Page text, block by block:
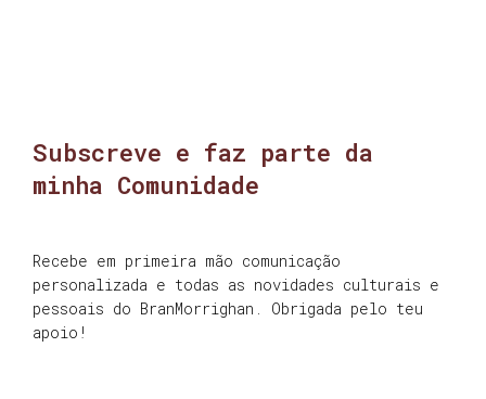
Subscreve e faz parte da
minha Comunidade
Recebe em primeira mão comunicação
personalizada e todas as novidades culturais e
pessoais do BranMorrighan. Obrigada pelo teu
apoio!